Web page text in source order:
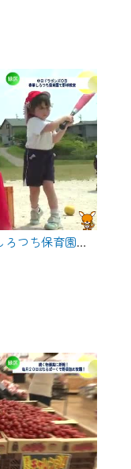
【緑区】中日ドラゴンズOB 春華しろつち保育園で野球教室